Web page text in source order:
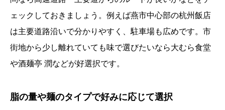
ェックしておきましょう。例えば燕市中心部の杭州飯店
は主要道路沿いで分かりやすく、駐車場も広めです。市
街地から少し離れていても味で選びたいなら大むら食堂
や酒麺亭 潤などが好選択です。
脂の量や麺のタイプで好みに応じて選択